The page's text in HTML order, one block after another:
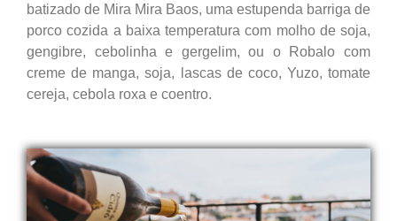
batizado de Mira Mira Baos, uma estupenda barriga de
porco cozida a baixa temperatura com molho de soja,
gengibre, cebolinha e gergelim, ou o Robalo com
creme de manga, soja, lascas de coco, Yuzo, tomate
cereja, cebola roxa e coentro.